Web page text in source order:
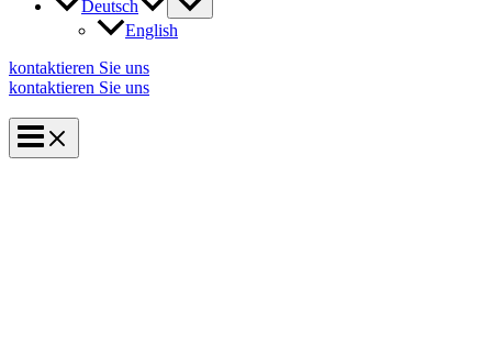
Deutsch
English
kontaktieren Sie uns
kontaktieren Sie uns